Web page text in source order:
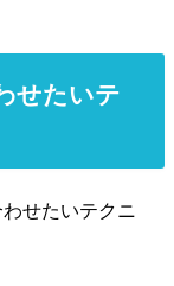
せたいテ
せたいテクニ